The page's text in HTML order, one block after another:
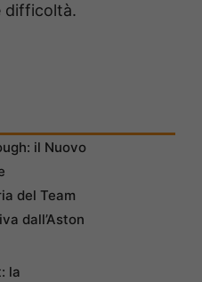
difficoltà.
il Nuovo
del Team
dall’Aston
la